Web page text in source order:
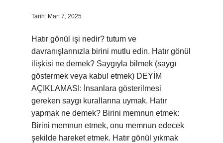
Tarih: Mart 7, 2025
Hatır gönül işi nedir? tutum ve
davranışlarınızla birini mutlu edin. Hatır gönül
ilişkisi ne demek? Saygıyla bilmek (saygı
göstermek veya kabul etmek) DEYİM
AÇIKLAMASI: İnsanlara gösterilmesi
gereken saygı kurallarına uymak. Hatır
yapmak ne demek? Birini memnun etmek:
Birini memnun etmek, onu memnun edecek
şekilde hareket etmek. Hatır gönül yıkmak